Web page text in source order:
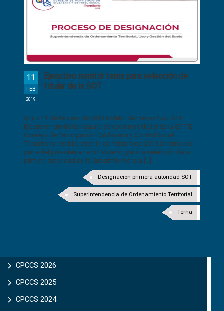
Ejecutivo remitió terna para selección de
titular de la SOT
11
FEB
2019
Quito 11 de febrero de 2019 Boletín de Prensa Nro. 424
Ejecutivo remitió terna para selección de titular de la SOT El
Consejo de Participación Ciudadana y Control Social
Transitorio recibió, este 11 de febrero de 2019, la terna por
parte del presidente Lenín Moreno, para la selección de la
primera autoridad de la Superintendencia [...]
Designación primera autoridad SOT
Superintendencia de Ordenamiento Territorial
Terna
CPCCS 2026
CPCCS 2025
CPCCS 2024